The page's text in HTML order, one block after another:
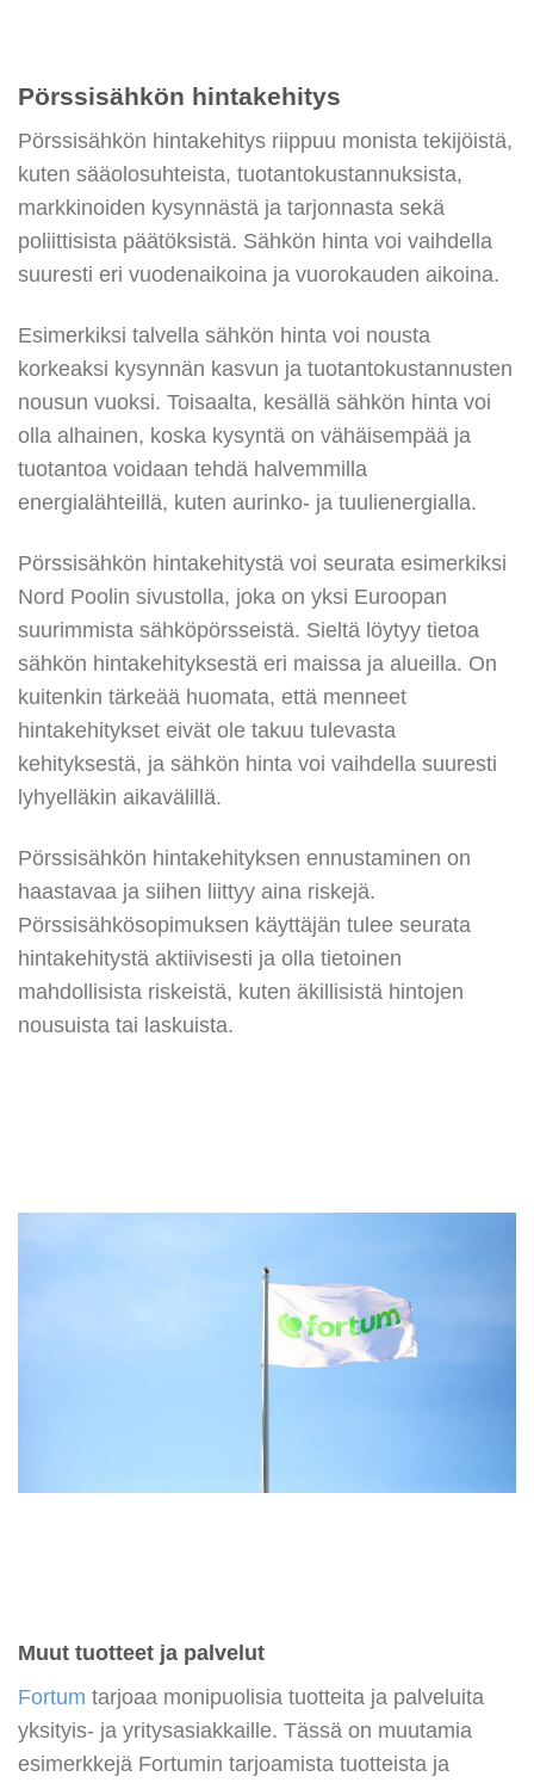
Pörssisähkön hintakehitys
Pörssisähkön hintakehitys riippuu monista tekijöistä,
kuten sääolosuhteista, tuotantokustannuksista,
markkinoiden kysynnästä ja tarjonnasta sekä
poliittisista päätöksistä. Sähkön hinta voi vaihdella
suuresti eri vuodenaikoina ja vuorokauden aikoina.
Esimerkiksi talvella sähkön hinta voi nousta
korkeaksi kysynnän kasvun ja tuotantokustannusten
nousun vuoksi. Toisaalta, kesällä sähkön hinta voi
olla alhainen, koska kysyntä on vähäisempää ja
tuotantoa voidaan tehdä halvemmilla
energialähteillä, kuten aurinko- ja tuulienergialla.
Pörssisähkön hintakehitystä voi seurata esimerkiksi
Nord Poolin sivustolla, joka on yksi Euroopan
suurimmista sähköpörsseistä. Sieltä löytyy tietoa
sähkön hintakehityksestä eri maissa ja alueilla. On
kuitenkin tärkeää huomata, että menneet
hintakehitykset eivät ole takuu tulevasta
kehityksestä, ja sähkön hinta voi vaihdella suuresti
lyhyelläkin aikavälillä.
Pörssisähkön hintakehityksen ennustaminen on
haastavaa ja siihen liittyy aina riskejä.
Pörssisähkösopimuksen käyttäjän tulee seurata
hintakehitystä aktiivisesti ja olla tietoinen
mahdollisista riskeistä, kuten äkillisistä hintojen
nousuista tai laskuista.
Muut tuotteet ja palvelut
Fortum tarjoaa monipuolisia tuotteita ja palveluita
yksityis- ja yritysasiakkaille. Tässä on muutamia
esimerkkejä Fortumin tarjoamista tuotteista ja